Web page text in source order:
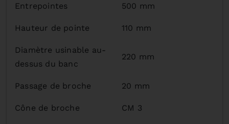
Entrepointes 500 mm
Hauteur de pointe 110 mm
Diamètre usinable au-
dessus du banc
220 mm
Passage de broche 20 mm
Cône de broche CM 3